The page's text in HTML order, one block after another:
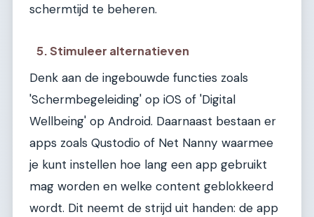
schermtijd te beheren.
5. Stimuleer alternatieven
Denk aan de ingebouwde functies zoals
'Schermbegeleiding' op iOS of 'Digital
Wellbeing' op Android. Daarnaast bestaan er
apps zoals Qustodio of Net Nanny waarmee
je kunt instellen hoe lang een app gebruikt
mag worden en welke content geblokkeerd
wordt. Dit neemt de strijd uit handen: de app